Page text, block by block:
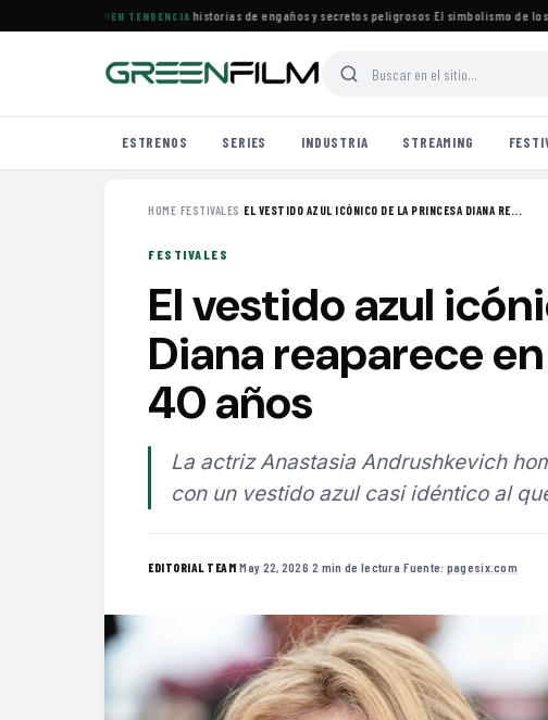
EN TENDENCIA
especial de películas con historias de engaños y secretos peligrosos·El simbolismo de los
ESTRENOS SERIES INDUSTRIA STREAMING
HOME›FESTIVALES ›EL VESTIDO AZUL ICÓNICO DE LA PRINCESA DIANA RE...
FESTIVALES
El vestido azul
Diana reaparece
40 años
La actriz Anastasia Andrushkevich
con un vestido azul casi idéntico al
EDITORIAL TEAM·May 22, 2026·2 min de lectura·Fuente: pagesix.com